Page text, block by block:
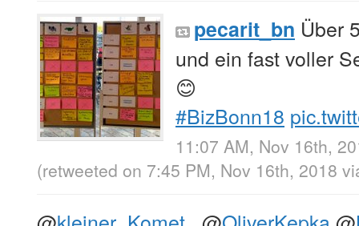
pecarit_bn Über
und ein fast voller
😊
#BizBonn18
11:07 AM, Nov 16th,
(retweeted on 7:45 PM, Nov 16th, 2018